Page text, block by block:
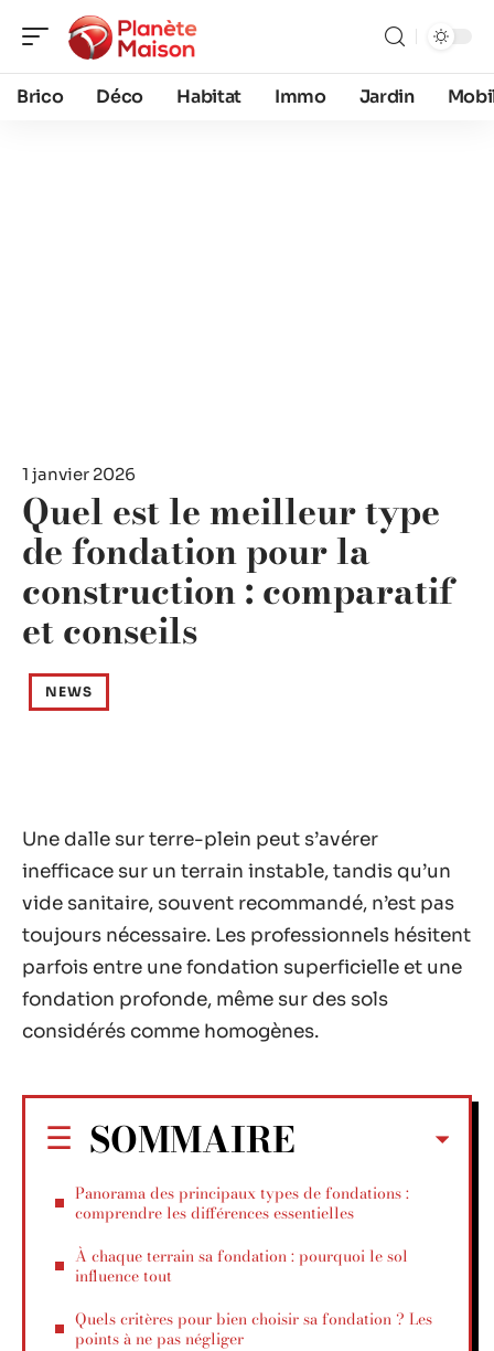
Brico Déco Habitat Immo Jardin
1 janvier 2026
Quel est le meilleur type
de fondation pour la
construction : comparatif
et conseils
NEWS
Une dalle sur terre-plein peut s’avérer
inefficace sur un terrain instable, tandis qu’un
vide sanitaire, souvent recommandé, n’est pas
toujours nécessaire. Les professionnels hésitent
parfois entre une fondation superficielle et une
fondation profonde, même sur des sols
considérés comme homogènes.
SOMMAIRE
Panorama des principaux types de fondations :
comprendre les différences essentielles
À chaque terrain sa fondation : pourquoi le sol
influence tout
Quels critères pour bien choisir sa fondation ? Les
points à ne pas négliger